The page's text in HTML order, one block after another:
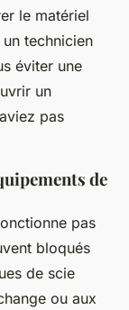
le matériel
technicien
éviter une
un
pas
de
pas
bloqués
de scie
ou aux